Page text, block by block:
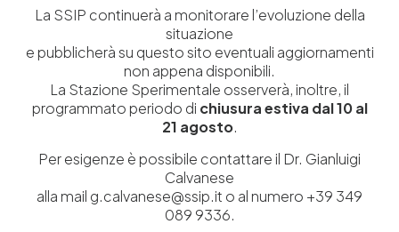
Iscrizione REA
NA 920756
Codice di iscrizione all’Anagrafe Nazionale delle Ricerche del
MIUR 000290_EIRI
Euro9.690.240,00
stazionesperimentaleindustriapelli@legalmail.it
Sede legaleVia Campi Flegrei, 34 – 80078 Pozzuoli (NA) – Tel. +39
La SSIP continuerà a monitorare l’evoluzione della
situazione
e pubblicherà su questo sito eventuali aggiornamenti
non appena disponibili.
La Stazione Sperimentale osserverà, inoltre, il
programmato periodo di chiusura estiva dal 10 al
21 agosto.
Per esigenze è possibile contattare il Dr. Gianluigi
Calvanese
alla mail g.calvanese@ssip.it o al numero +39 349
089 9336.